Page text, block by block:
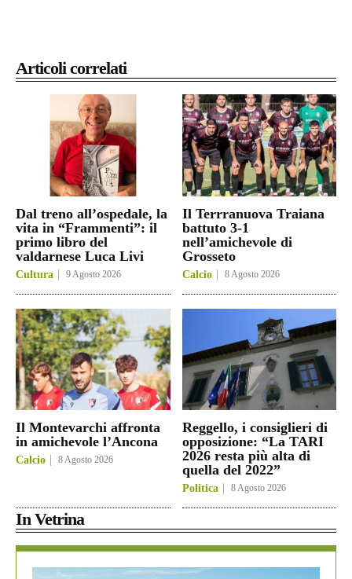
Articoli correlati
Dal treno all’ospedale, la
vita in “Frammenti”: il
primo libro del
valdarnese Luca Livi
Cultura 9 Agosto 2026
Il Terrranuova Traiana
battuto 3-1
nell’amichevole di
Grosseto
Calcio 8 Agosto 2026
Il Montevarchi affronta
in amichevole l’Ancona
Calcio 8 Agosto 2026
Reggello, i consiglieri di
opposizione: “La TARI
2026 resta più alta di
quella del 2022”
Politica 8 Agosto 2026
In Vetrina